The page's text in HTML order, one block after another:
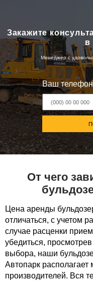
Закажите
в
Менеджер с
Ваш
От чего
Цена аренды
отличаться, с учетом
случае расценки
убедиться,
выбора, наши
Автопарк
производителей. Вся